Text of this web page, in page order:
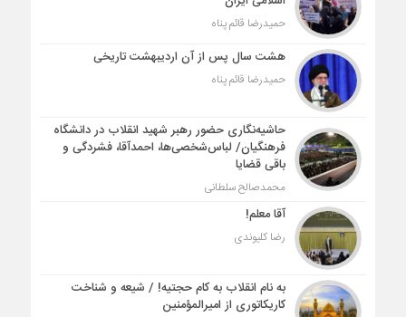
حمیدرضا قائم پناه
هشت سال پس از آن اردیبهشت تاریخی
حمیدرضا قائم پناه
حاشیه‌نگاری حضور رهبر شهید انقلاب در دانشگاه
فرهنگیان/ لباس‌شخصی‌ها، احمدآقا، فشردگی و
باقی قضایا
محمدصالح سلطانی
آقا معلم!
رضا کلیوندی
به نام انقلاب به کام حجتیه! / شیعه و شناخت
کاریکاتوری از امیرالمؤمنین